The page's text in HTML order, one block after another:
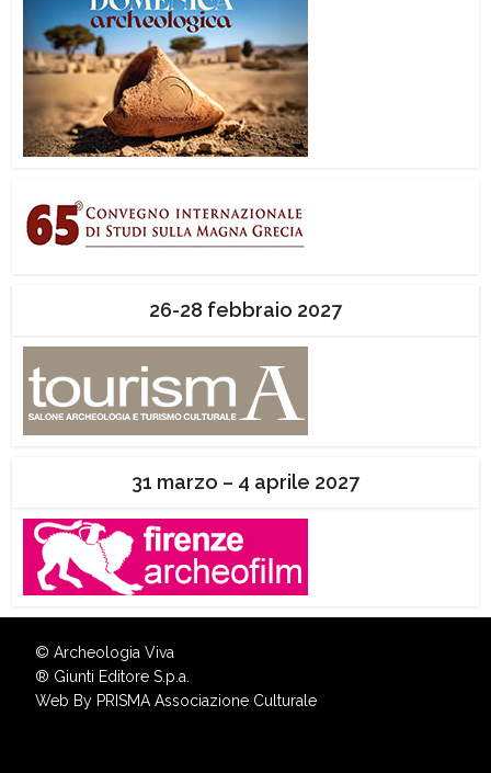
26-28 febbraio 2027
31 marzo – 4 aprile 2027
© Archeologia Viva
® Giunti Editore S.p.a.
Web By PRISMA Associazione Culturale